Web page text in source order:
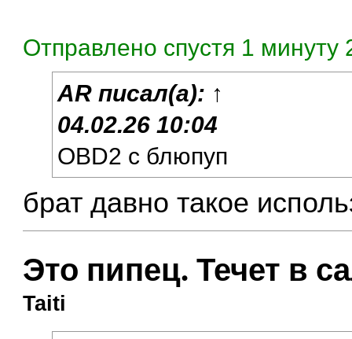
Отправлено спустя 1 минуту
AR писал(а): ↑
04.02.26 10:04
OBD2 с блюпуп
брат давно такое
Это пипец. Течет в
Taiti